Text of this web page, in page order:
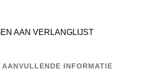
AAN VERLANGLIJST
AANVULLENDE INFORMATIE